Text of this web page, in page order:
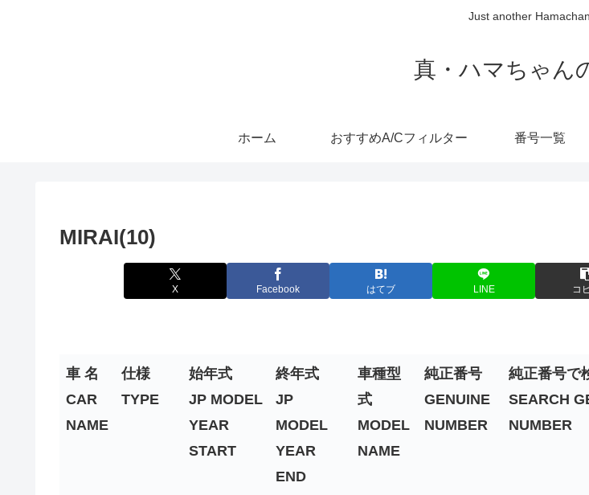
Just another
真・ハマちゃん
ホーム おすすめA/Cフィルター 番号一覧
MIRAI(10)
X Facebook はてブ LINE コ
車 名
CAR
NAME
仕様
TYPE
始年式
JP MODEL
YEAR
START
終年式
JP
MODEL
YEAR
END
車種型
式
MODEL
NAME
純正番号
GENUINE
NUMBER
純正番号で
SEARCH
NUMBER